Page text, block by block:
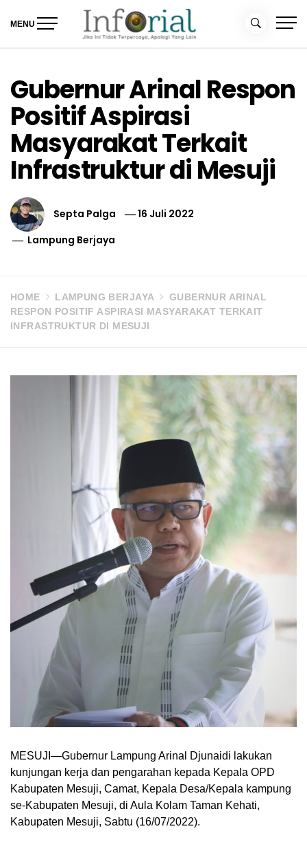
MENU
Gubernur Arinal Respon
Positif Aspirasi
Masyarakat Terkait
Infrastruktur di Mesuji
Septa Palga
16 Juli 2022
Lampung Berjaya
HOME LAMPUNG BERJAYA
GUBERNUR ARINAL
RESPON POSITIF ASPIRASI MASYARAKAT TERKAIT
INFRASTRUKTUR DI MESUJI
MESUJI—Gubernur Lampung Arinal Djunaidi lakukan
kunjungan kerja dan pengarahan kepada Kepala OPD
Kabupaten Mesuji, Camat, Kepala Desa/Kepala kampung
se-Kabupaten Mesuji, di Aula Kolam Taman Kehati,
Kabupaten Mesuji, Sabtu (16/07/2022).